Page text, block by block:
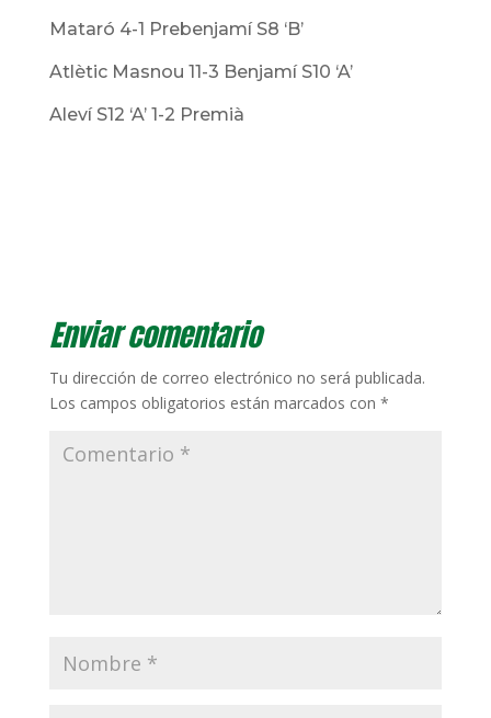
Mataró 4-1 Prebenjamí S8 ‘B’
Atlètic Masnou 11-3 Benjamí S10 ‘A’
Aleví S12 ‘A’ 1-2 Premià
Enviar comentario
Tu dirección de correo electrónico no será publicada.
Los campos obligatorios están marcados con *